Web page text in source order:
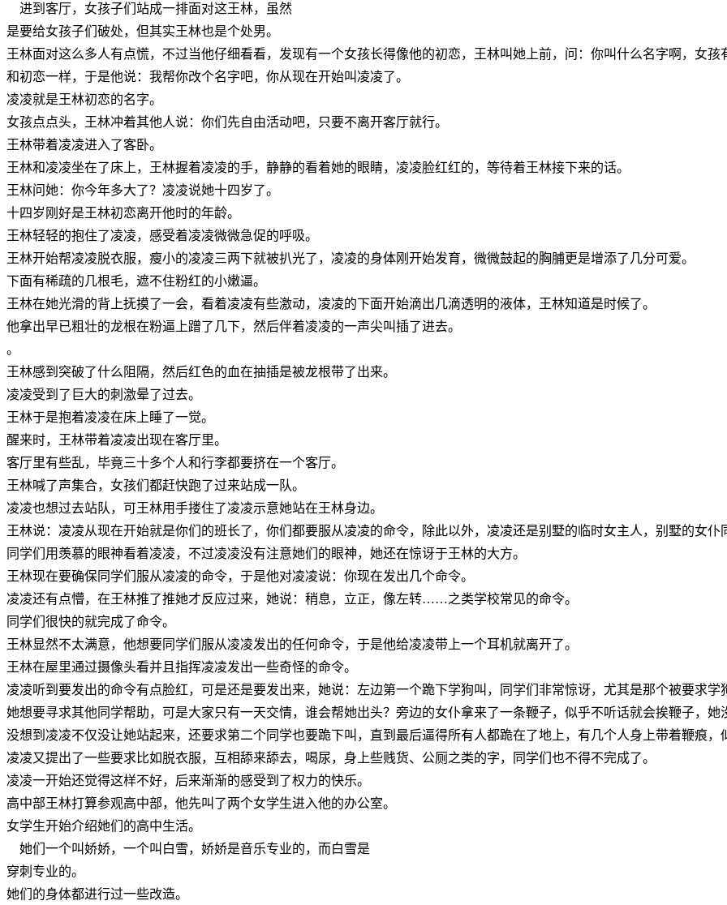
进到客厅，女孩子们站成一排面对这王林，虽然
是要给女孩子们破处，但其实王林也是个处男。
王林面对这么多人有点慌，不过当他仔细看看，发现有一个女孩长得像他的初恋，王林叫她上前，问：你叫什么名字啊，女
和初恋一样，于是他说：我帮你改个名字吧，你从现在开始叫凌凌了。
凌凌就是王林初恋的名字。
女孩点点头，王林冲着其他人说：你们先自由活动吧，只要不离开客厅就行。
王林带着凌凌进入了客卧。
王林和凌凌坐在了床上，王林握着凌凌的手，静静的看着她的眼睛，凌凌脸红红的，等待着王林接下来的话。
王林问她：你今年多大了？凌凌说她十四岁了。
十四岁刚好是王林初恋离开他时的年龄。
王林轻轻的抱住了凌凌，感受着凌凌微微急促的呼吸。
王林开始帮凌凌脱衣服，瘦小的凌凌三两下就被扒光了，凌凌的身体刚开始发育，微微鼓起的胸脯更是增添了几分可爱。
下面有稀疏的几根毛，遮不住粉红的小嫩逼。
王林在她光滑的背上抚摸了一会，看着凌凌有些激动，凌凌的下面开始滴出几滴透明的液体，王林知道是时候了。
他拿出早已粗壮的龙根在粉逼上蹭了几下，然后伴着凌凌的一声尖叫插了进去。
。
王林感到突破了什么阻隔，然后红色的血在抽插是被龙根带了出来。
凌凌受到了巨大的刺激晕了过去。
王林于是抱着凌凌在床上睡了一觉。
醒来时，王林带着凌凌出现在客厅里。
客厅里有些乱，毕竟三十多个人和行李都要挤在一个客厅。
王林喊了声集合，女孩们都赶快跑了过来站成一队。
凌凌也想过去站队，可王林用手搂住了凌凌示意她站在王林身边。
王林说：凌凌从现在开始就是你们的班长了，你们都要服从凌凌的命令，除此以外，凌凌还是别墅的临时女主人，别墅的女仆
同学们用羡慕的眼神看着凌凌，不过凌凌没有注意她们的眼神，她还在惊讶于王林的大方。
王林现在要确保同学们服从凌凌的命令，于是他对凌凌说：你现在发出几个命令。
凌凌还有点懵，在王林推了推她才反应过来，她说：稍息，立正，像左转……之类学校常见的命令。
同学们很快的就完成了命令。
王林显然不太满意，他想要同学们服从凌凌发出的任何命令，于是他给凌凌带上一个耳机就离开了。
王林在屋里通过摄像头看并且指挥凌凌发出一些奇怪的命令。
凌凌听到要发出的命令有点脸红，可是还是要发出来，她说：左边第一个跪下学狗叫，同学们非常惊讶，尤其是那个被要求学
她想要寻求其他同学帮助，可是大家只有一天交情，谁会帮她出头？旁边的女仆拿来了一条鞭子，似乎不听话就会挨鞭子，她
没想到凌凌不仅没让她站起来，还要求第二个同学也要跪下叫，直到最后逼得所有人都跪在了地上，有几个人身上带着鞭痕，
凌凌又提出了一些要求比如脱衣服，互相舔来舔去，喝尿，身上些贱货、公厕之类的字，同学们也不得不完成了。
凌凌一开始还觉得这样不好，后来渐渐的感受到了权力的快乐。
高中部王林打算参观高中部，他先叫了两个女学生进入他的办公室。
女学生开始介绍她们的高中生活。
她们一个叫娇娇，一个叫白雪，娇娇是音乐专业的，而白雪是
穿刺专业的。
她们的身体都进行过一些改造。